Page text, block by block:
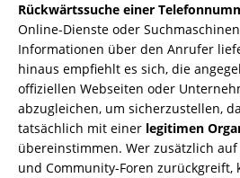
Rückwärtssuche einer
Online-Dienste oder
Informationen über den Anrufer
hinaus empfiehlt es sich, die
offiziellen Webseiten oder
abzugleichen, um sicherzustellen,
tatsächlich mit einer legitimen
übereinstimmen. Wer zusätzlich
und Community-Foren zurückgreift,